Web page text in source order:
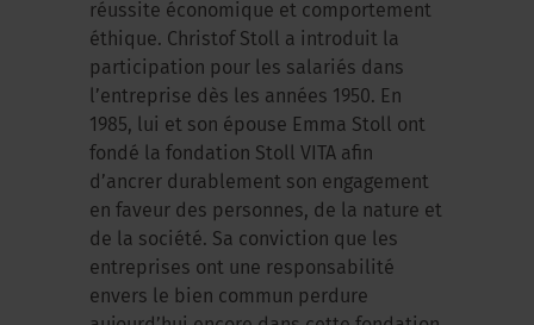
réussite économique et comportement
éthique. Christof Stoll a introduit la
participation pour les salariés dans
l’entreprise dès les années 1950. En
1985, lui et son épouse Emma Stoll ont
fondé la fondation Stoll VITA afin
d’ancrer durablement son engagement
en faveur des personnes, de la nature et
de la société. Sa conviction que les
entreprises ont une responsabilité
envers le bien commun perdure